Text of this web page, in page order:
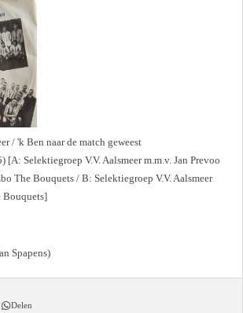
/ 'k Ben naar de match geweest
[A: Selektiegroep V.V. Aalsmeer m.m.v. Jan Prevoo
The Bouquets / B: Selektiegroep V.V. Aalsmeer
Bouquets]
Spapens)
Delen